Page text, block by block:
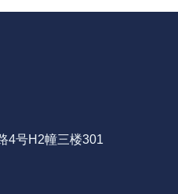
4号H2幢三楼301